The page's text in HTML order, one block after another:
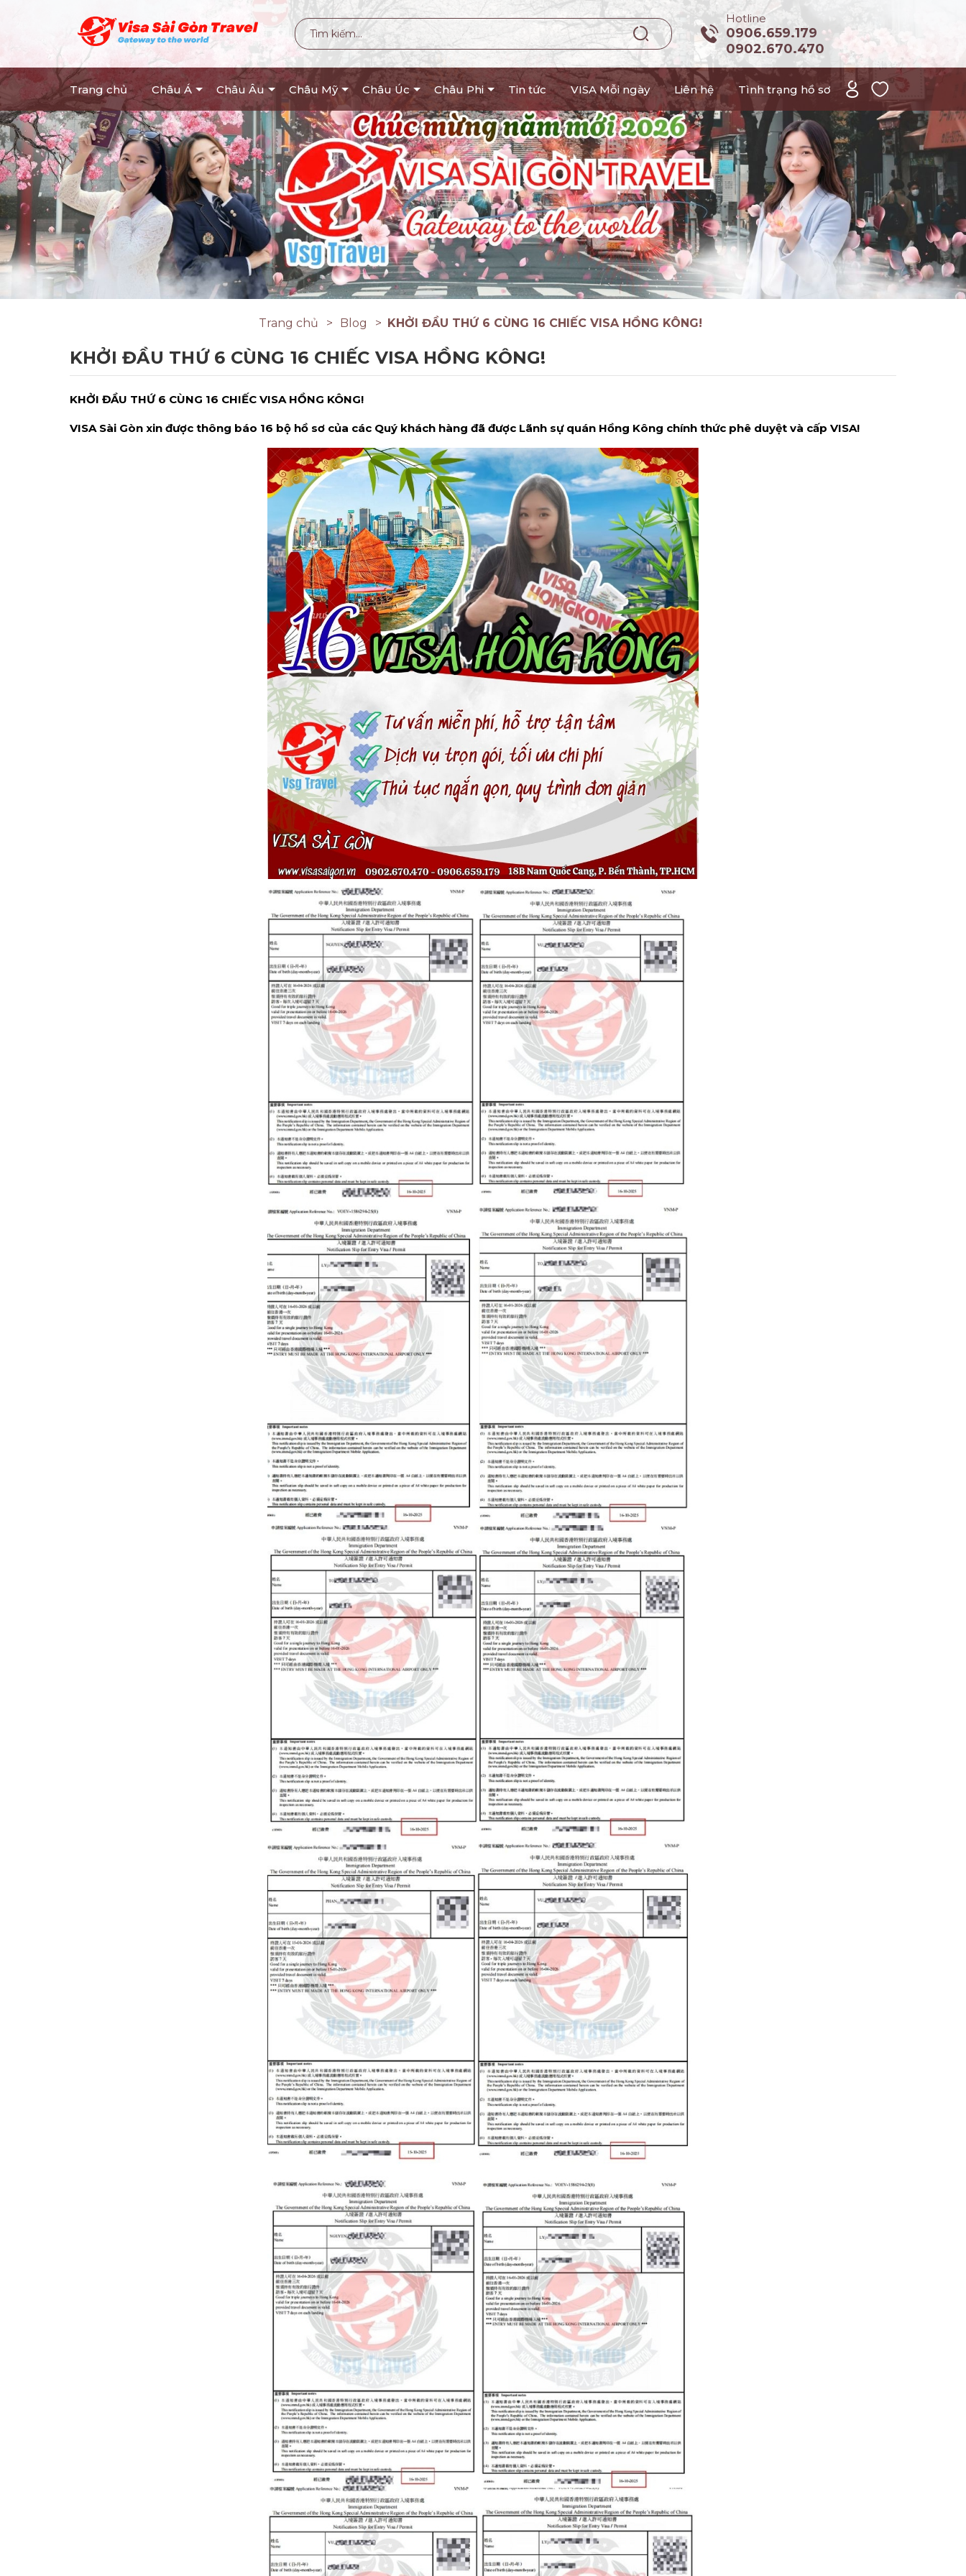
Hotline
0906.659.179
0902.670.470
Trang chủ Châu Á Châu Âu Châu Mỹ Châu Úc Châu Phi Tin tức VISA Mỗi ngày Liên hệ Tình trạng hồ sơ
Trang chủ Blog KHỞI ĐẦU THỨ 6 CÙNG 16 CHIẾC VISA HỒNG KÔNG!
KHỞI ĐẦU THỨ 6 CÙNG 16 CHIẾC VISA HỒNG KÔNG!
KHỞI ĐẦU THỨ 6 CÙNG 16 CHIẾC VISA HỒNG KÔNG!
VISA Sài Gòn xin được thông báo 16 bộ hồ sơ của các Quý khách hàng đã được Lãnh sự quán Hồng Kông chính thức phê duyệt và cấp VISA!